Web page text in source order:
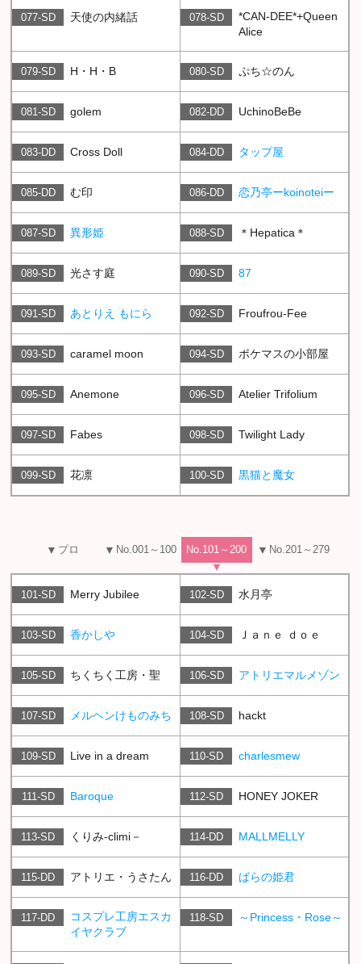
077-SD 天使の内緒話 078-SD
*CAN-DEE*+Queen
Alice
079-SD H・H・B 080-SD ぷち☆のん
081-SD golem 082-DD UchinoBeBe
083-DD Cross Doll 084-DD タップ屋
085-DD む印 086-DD 恋乃亭ーkoinoteiー
087-SD 異形姫 088-SD ＊Hepatica＊
089-SD 光さす庭 090-SD 87
091-SD あとりえ もにら 092-SD Froufrou-Fee
093-SD caramel moon 094-SD ポケマスの小部屋
095-SD Anemone 096-SD Atelier Trifolium
097-SD Fabes 098-SD Twilight Lady
099-SD 花凛 100-SD 黒猫と魔女
プロ No.001～100 No.101～200 No.201～279
101-SD Merry Jubilee 102-SD 水月亭
103-SD 香かしや 104-SD Ｊａｎｅ ｄｏｅ
105-SD ちくちく工房・聖 106-SD アトリエマルメゾン
107-SD メルヘンけものみち 108-SD hackt
109-SD Live in a dream 110-SD charlesmew
111-SD Baroque 112-SD HONEY JOKER
113-SD くりみ-climi－ 114-DD MALLMELLY
115-DD アトリエ・うさたん 116-DD ばらの姫君
117-DD
コスプレ工房エスカ
イヤクラブ
118-SD ～Princess・Rose～